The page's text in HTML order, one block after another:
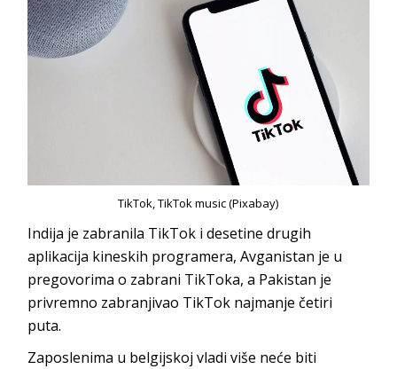
TikTok, TikTok music (Pixabay)
Indija je zabranila TikTok i desetine drugih
aplikacija kineskih programera, Avganistan je u
pregovorima o zabrani TikToka, a Pakistan je
privremno zabranjivao TikTok najmanje četiri
puta.
Zaposlenima u belgijskoj vladi više neće biti